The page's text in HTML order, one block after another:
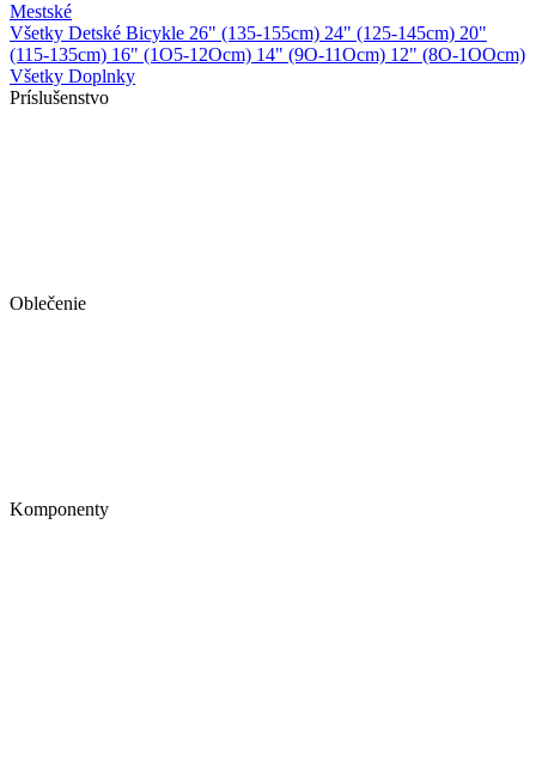
Mestské
Všetky Detské Bicykle 26" (135-155cm) 24" (125-145cm) 20"
(115-135cm) 16" (1O5-12Ocm) 14" (9O-11Ocm) 12" (8O-1OOcm)
Všetky Doplnky
Príslušenstvo
Oblečenie
Komponenty